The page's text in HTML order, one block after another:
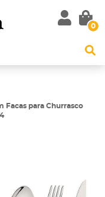
0
Facas para Churrasco